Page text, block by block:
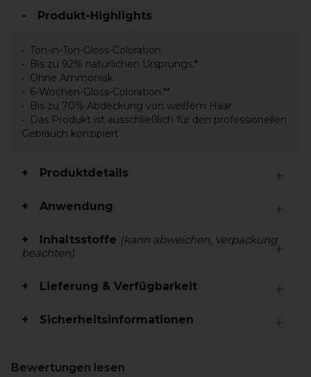
Produkt-Highlights
Ton-in-Ton-Gloss-Coloration
Bis zu 92% natürlichen Ursprungs.*
Ohne Ammoniak
6-Wochen-Gloss-Coloration.**
Bis zu 70% Abdeckung von weißem Haar
Das Produkt ist ausschließlich für den professionellen
Gebrauch konzipiert
Produktdetails
Anwendung
Inhaltsstoffe (kann abweichen, Verpackung
beachten)
Lieferung & Verfügbarkeit
Sicherheitsinformationen
Bewertungen lesen